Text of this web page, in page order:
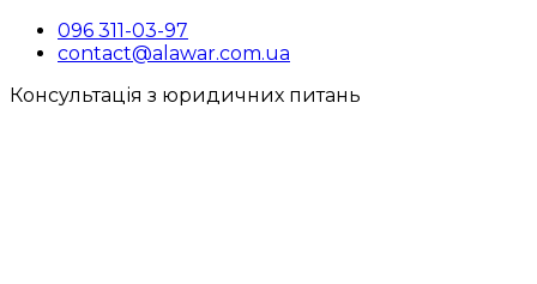
096 311-03-97
contact@alawar.com.ua
Консультація з юридичних питань